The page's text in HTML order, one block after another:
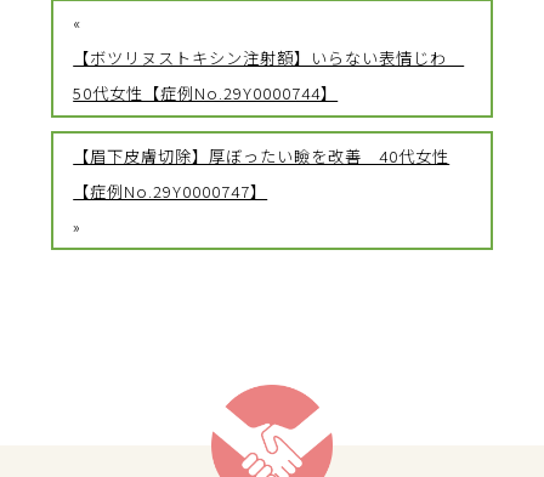
«
【ボツリヌストキシン注射額】いらない表情じわ
50代女性【症例No.29Y0000744】
【眉下皮膚切除】厚ぼったい瞼を改善 40代女性
【症例No.29Y0000747】
»